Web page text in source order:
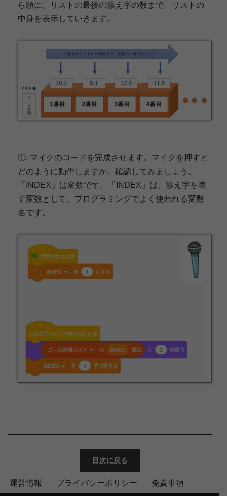
ら順に、リストの最後の添え字の数まで、リストの
中身を表示していきます。
①. マイクのコードを完成させます。マイクを押すと
どのように動作しますか。確認してみましょう。
「INDEX」は変数です。「INDEX」は、添え字を表
す変数として、プログラミングでよく使われる変数
名です。
目次に戻る
運営情報 プライバシーポリシー 免責事項